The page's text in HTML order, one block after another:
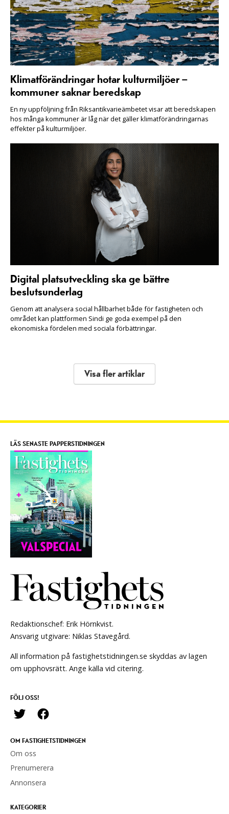
Klimatförändringar hotar kulturmiljöer –
kommuner saknar beredskap
En ny uppföljning från Riksantikvarieämbetet visar att beredskapen
hos många kommuner är låg när det gäller klimatförändringarnas
effekter på kulturmiljöer.
Digital platsutveckling ska ge bättre
beslutsunderlag
Genom att analysera social hållbarhet både för fastigheten och
området kan plattformen Sindi ge goda exempel på den
ekonomiska fördelen med sociala förbättringar.
Visa fler artiklar
Redaktionschef: Erik Hörnkvist.
Ansvarig utgivare: Niklas Stavegård.
All information på fastighetstidningen.se skyddas av lagen
om upphovsrätt. Ange källa vid citering.
FÖLJ OSS!
OM FASTIGHETSTIDNINGEN
Om oss
Prenumerera
Annonsera
KATEGORIER
LÄS SENASTE PAPPERSTIDNINGEN